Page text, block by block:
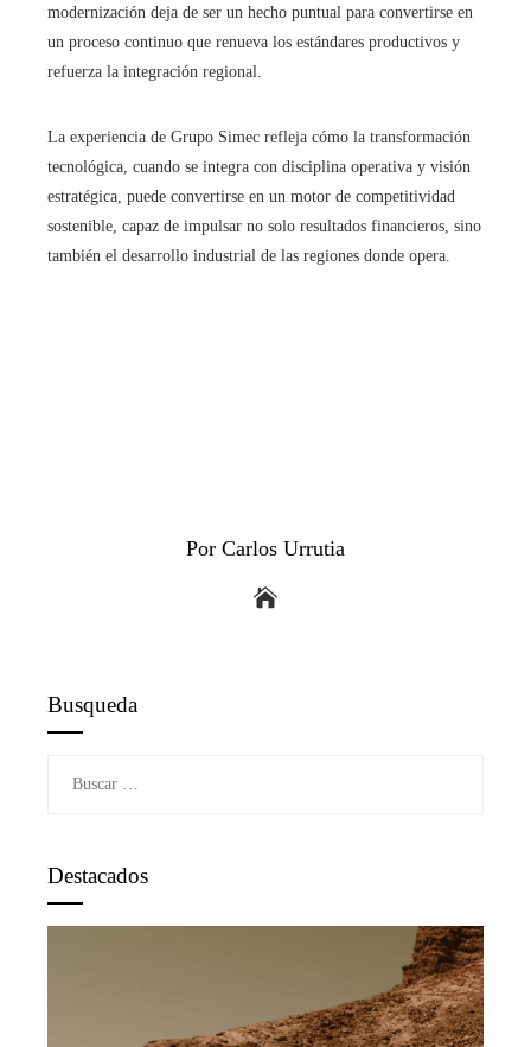
modernización deja de ser un hecho puntual para convertirse en
un proceso continuo que renueva los estándares productivos y
refuerza la integración regional.
La experiencia de Grupo Simec refleja cómo la transformación
tecnológica, cuando se integra con disciplina operativa y visión
estratégica, puede convertirse en un motor de competitividad
sostenible, capaz de impulsar no solo resultados financieros, sino
también el desarrollo industrial de las regiones donde opera.
Por Carlos Urrutia
Busqueda
Destacados